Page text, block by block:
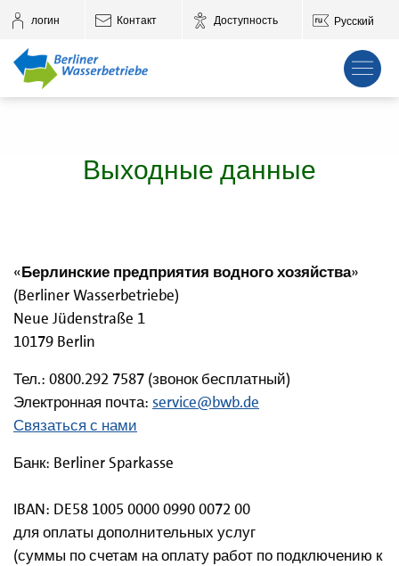
к основному контенту
логин Контакт Доступность Русский
Выходные данные
«Берлинские предприятия водного хозяйства»
(Berliner Wasserbetriebe)
Neue Jüdenstraße 1
10179 Berlin
Тел.: 0800.292 7587 (звонок бесплатный)
Электронная почта: service@bwb.de
Связаться с нами
Банк: Berliner Sparkasse
IBAN: DE58 1005 0000 0990 0072 00
для оплаты дополнительных услуг
(суммы по счетам на оплату работ по подключению к